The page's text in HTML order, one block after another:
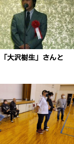
大沢樹生」さんと